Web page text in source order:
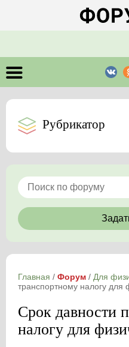
Рубрикатор
Главная / Форум / Для
транспортному налогу для
Срок давности
налогу для